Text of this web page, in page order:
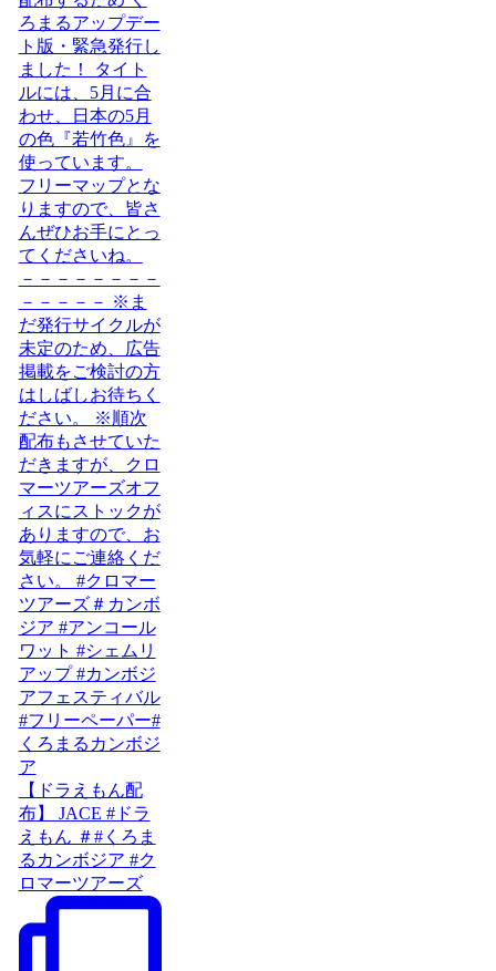
【ドラえもん配
布】 JACE #ドラ
えもん ＃#くろま
るカンボジア #ク
ロマーツアーズ